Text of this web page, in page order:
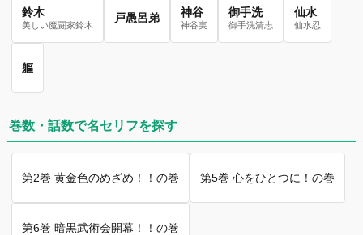
鈴木
美しい魔闘家鈴木
戸愚呂弟 神谷
神谷実
御手洗
御手洗清志
仙水
仙水忍
軀
巻数・話数で名セリフを探す
第2巻 黄金色のめざめ！！の巻 第5巻 心をひとつに！の巻
第6巻 暗黒武術会開幕！！の巻